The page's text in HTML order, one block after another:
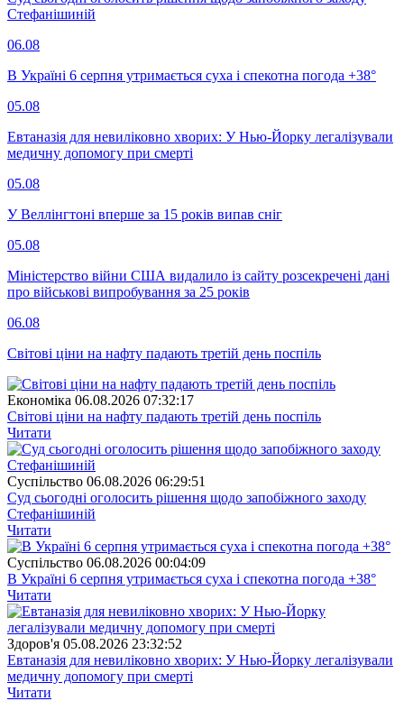
Стефанішиній
06.08
В Україні 6 серпня утримається суха і спекотна погода +38°
05.08
Евтаназія для невиліковно хворих: У Нью-Йорку легалізували
медичну допомогу при смерті
05.08
У Веллінгтоні вперше за 15 років випав сніг
05.08
Міністерство війни США видалило із сайту розсекречені дані
про військові випробування за 25 років
06.08
Світові ціни на нафту падають третій день поспіль
Економіка 06.08.2026 07:32:17
Світові ціни на нафту падають третій день поспіль
Читати
Суспiльство 06.08.2026 06:29:51
Суд сьогодні оголосить рішення щодо запобіжного заходу
Стефанішиній
Читати
Суспiльство 06.08.2026 00:04:09
В Україні 6 серпня утримається суха і спекотна погода +38°
Читати
Здоров'я 05.08.2026 23:32:52
Евтаназія для невиліковно хворих: У Нью-Йорку легалізували
медичну допомогу при смерті
Читати